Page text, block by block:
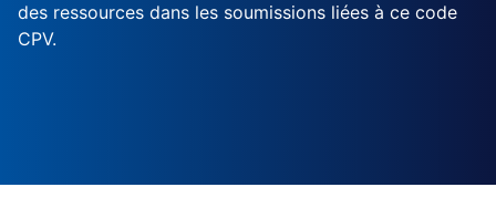
des ressources dans les soumissions liées à ce code
CPV.